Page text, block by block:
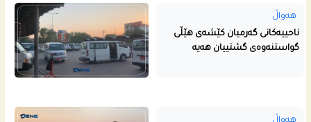
هەواڵ
ناحییه‌كانى گه‌رمیان كێشه‌ى هێڵى
گواستنه‌وه‌ى گشتییان هه‌یه‌